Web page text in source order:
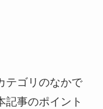
テゴリのなかで
記事のポイント